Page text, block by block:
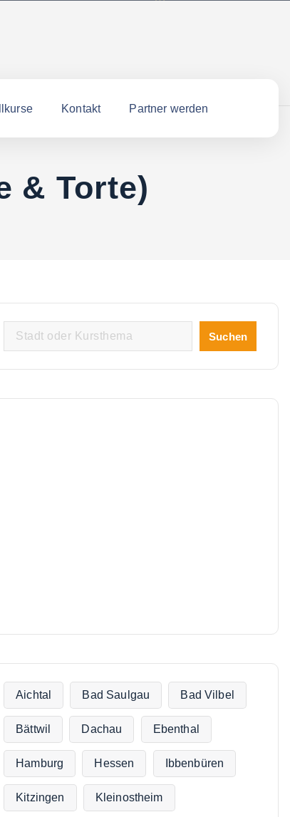
Kontakt Partner werden
& Torte)
Suchen
Aichtal Bad Saulgau Bad Vilbel
Bättwil Dachau Ebenthal
Hamburg Hessen Ibbenbüren
Kitzingen Kleinostheim